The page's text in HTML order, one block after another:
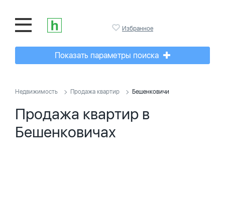
Избранное
Показать параметры поиска
Недвижимость Продажа квартир Бешенковичи
Продажа квартир в
Бешенковичах